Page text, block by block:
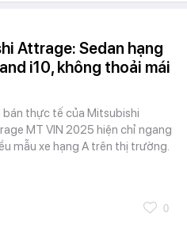
Attrage: Sedan hạng
i10, không thoải mái
bán thực tế của Mitsubishi
MT VIN 2025 hiện chỉ ngang
mẫu xe hạng A trên thị trường.
0